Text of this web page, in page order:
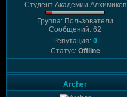
Студент Академии Алхимиков
Группа: Пользователи
Сообщений: 62
Репутация: 0
Статус: Offline
Archer